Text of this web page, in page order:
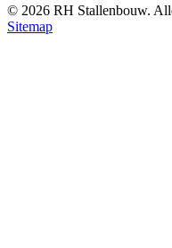
© 2026 RH Stallenbouw.
Sitemap